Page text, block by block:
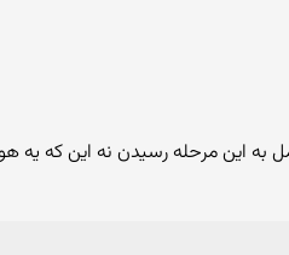
این مرحله رسیدن نه این که یه